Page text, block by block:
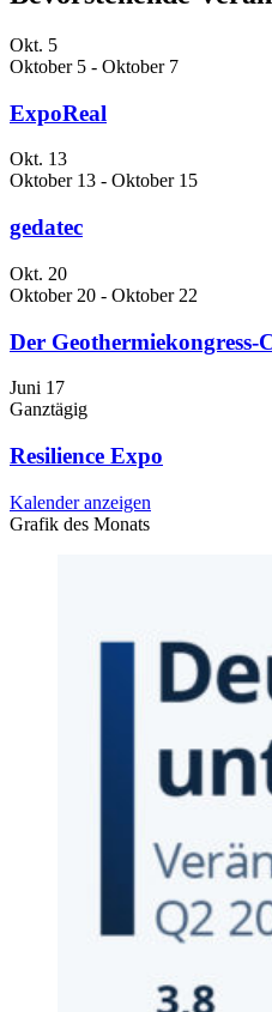
Okt. 5
Oktober 5 - Oktober 7
ExpoReal
Okt. 13
Oktober 13 - Oktober 15
gedatec
Okt. 20
Oktober 20 - Oktober 22
Der Geothermiekongress-
Juni 17
Ganztägig
Resilience Expo
Kalender anzeigen
Grafik des Monats